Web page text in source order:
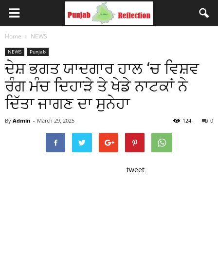
Home NEWS
NEWS Punjab
ਦੇਸ਼ ਭਗਤ ਯਾਦਗਾਰ ਹਾਲ ‘ਚ ਵਿਸ਼ਵ
ਰੰਗ ਮੰਚ ਦਿਹਾੜੇ ਤੇ ਖੇਡੇ ਨਾਟਕਾਂ ਨੇ
ਦਿੱਤਾ ਜਾਗਣ ਦਾ ਸੁਨੇਹਾ
By Admin - March 29, 2025 0
124
tweet